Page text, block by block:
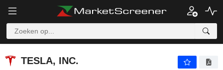
TESLA, INC.
TESLA, INC.